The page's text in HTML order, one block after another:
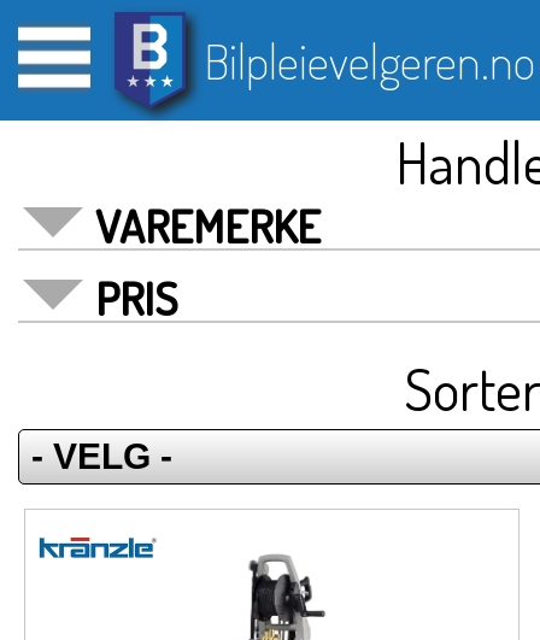
Bilpleievelgeren.no
VAREMERKE
PRIS